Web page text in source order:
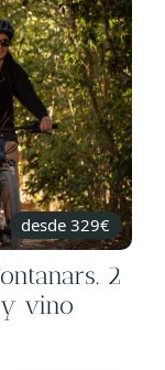
desde 329€
2
y vino